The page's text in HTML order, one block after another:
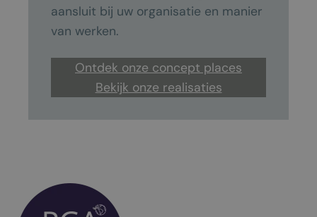
aansluit bij uw organisatie en manier
van werken.
Ontdek onze concept places
Bekijk onze realisaties